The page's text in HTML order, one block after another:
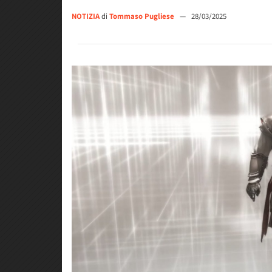
NOTIZIAdi Tommaso Pugliese — 28/03/2025